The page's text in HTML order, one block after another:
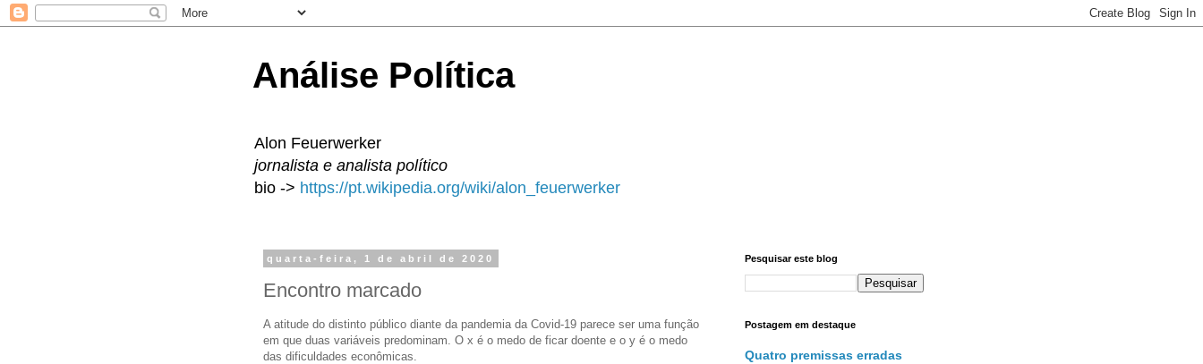
Análise Política
Alon Feuerwerker
jornalista e analista político
bio -> https://pt.wikipedia.org/wiki/alon_feuerwerker
quarta-feira, 1 de abril de 2020
Encontro marcado
A atitude do distinto público diante da pandemia da Covid-19 parece ser uma função
em que duas variáveis predominam. O x é o medo de ficar doente e o y é o medo
das dificuldades econômicas.
Pesquisar este blog
Postagem em destaque
Quatro premissas erradas